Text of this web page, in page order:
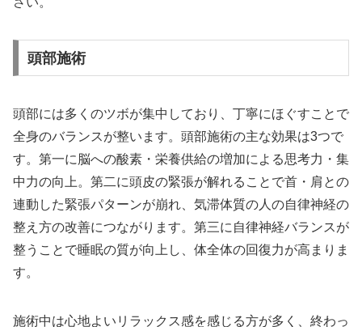
頭部施術
頭部には多くのツボが集中しており、丁寧にほぐすことで
全身のバランスが整います。頭部施術の主な効果は3つで
す。第一に脳への酸素・栄養供給の増加による思考力・集
中力の向上。第二に頭皮の緊張が解れることで首・肩との
連動した緊張パターンが崩れ、気滞体質の人の自律神経の
整え方の改善につながります。第三に自律神経バランスが
整うことで睡眠の質が向上し、体全体の回復力が高まりま
す。
施術中は心地よいリラックス感を感じる方が多く、終わっ